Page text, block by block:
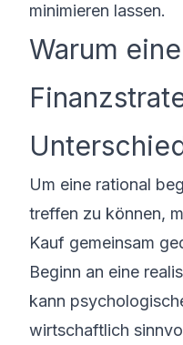
minimieren lassen.
Warum
Um eine rational
treffen zu können,
Kauf gemeinsam
Beginn an eine
kann
wirtschaftlich